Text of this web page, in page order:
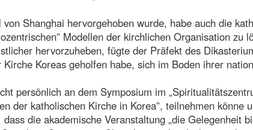
Shanghai hervorgehoben wurde, habe auch die
Modellen der kirchlichen Organisation zu
hervorzuheben, fügte der Präfekt des
Koreas geholfen habe, sich im Boden ihrer
persönlich an dem Symposium im
der katholischen Kirche in Korea”, teilnehmen könne
die akademische Veranstaltung „die Gelegenheit